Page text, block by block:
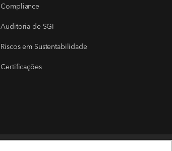
Compliance
Auditoria de SGI
Riscos em Sustentabilidade
Certificações